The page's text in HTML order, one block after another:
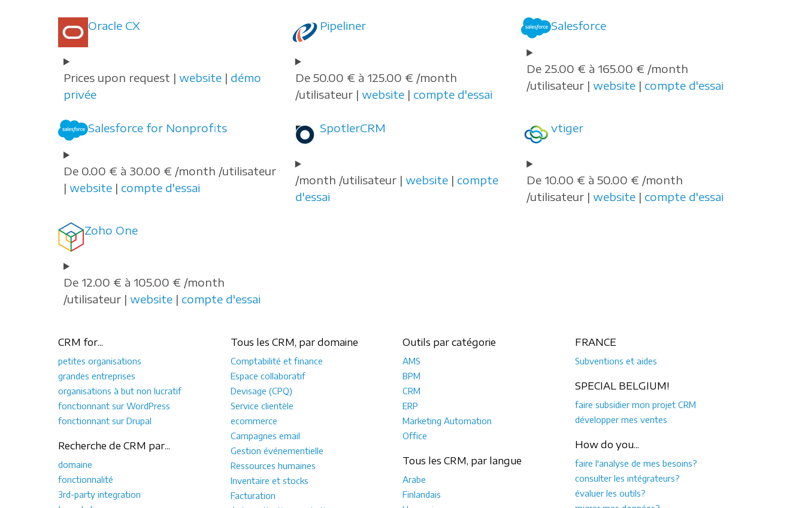
Oracle CX
Prices upon request | website | démo
privée
Pipeliner
De 50.00 € à 125.00 € /month
/utilisateur | website| compte d'essai
Salesforce
De 25.00 € à 165.00 € /month
/utilisateur |website | compte d'essai
Salesforce for Nonprofits
De 0.00 € à 30.00 € /month /utilisateur
| website | compte d'essai
SpotlerCRM
/month /utilisateur | website| compte
d'essai
vtiger
De 10.00 € à 50.00 € /month
/utilisateur |website | compte d'essai
Zoho One
De 12.00 € à 105.00 € /month
/utilisateur | website | compte d'essai
CRM for...
petites organisations
grandes entreprises
organisations à but non lucratif
fonctionnant sur WordPress
fonctionnant sur Drupal
Recherche de CRM par...
domaine
fonctionnalité
3rd-party integration
Tous les CRM, par domaine
Comptabilité et finance
Espace collaboratif
Devisage (CPQ)
Service clientèle
ecommerce
Campagnes email
Gestion événementielle
Ressources humaines
Inventaire et stocks
Facturation
Outils par catégorie
AMS
BPM
CRM
ERP
Marketing Automation
Office
Tous les CRM, par langue
Arabe
Finlandais
FRANCE
Subventions et aides
SPECIAL BELGIUM!
faire subsidier mon projet CRM
développer mes ventes
How do you...
faire l'analyse de mes besoins?
consulter les intégrateurs?
évaluer les outils?